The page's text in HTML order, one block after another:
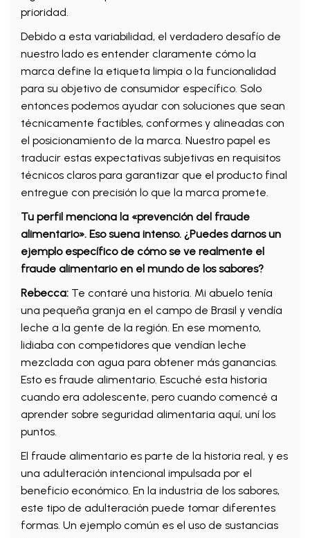
prioridad.
Debido a esta variabilidad, el verdadero desafío de
nuestro lado es entender claramente cómo la
marca define la etiqueta limpia o la funcionalidad
para su objetivo de consumidor específico. Solo
entonces podemos ayudar con soluciones que sean
técnicamente factibles, conformes y alineadas con
el posicionamiento de la marca. Nuestro papel es
traducir estas expectativas subjetivas en requisitos
técnicos claros para garantizar que el producto final
entregue con precisión lo que la marca promete.
Tu perfil menciona la «prevención del fraude
alimentario». Eso suena intenso. ¿Puedes darnos un
ejemplo específico de cómo se ve realmente el
fraude alimentario en el mundo de los sabores?
Rebecca: Te contaré una historia. Mi abuelo tenía
una pequeña granja en el campo de Brasil y vendía
leche a la gente de la región. En ese momento,
lidiaba con competidores que vendían leche
mezclada con agua para obtener más ganancias.
Esto es fraude alimentario. Escuché esta historia
cuando era adolescente, pero cuando comencé a
aprender sobre seguridad alimentaria aquí, uní los
puntos.
El fraude alimentario es parte de la historia real, y es
una adulteración intencional impulsada por el
beneficio económico. En la industria de los sabores,
este tipo de adulteración puede tomar diferentes
formas. Un ejemplo común es el uso de sustancias